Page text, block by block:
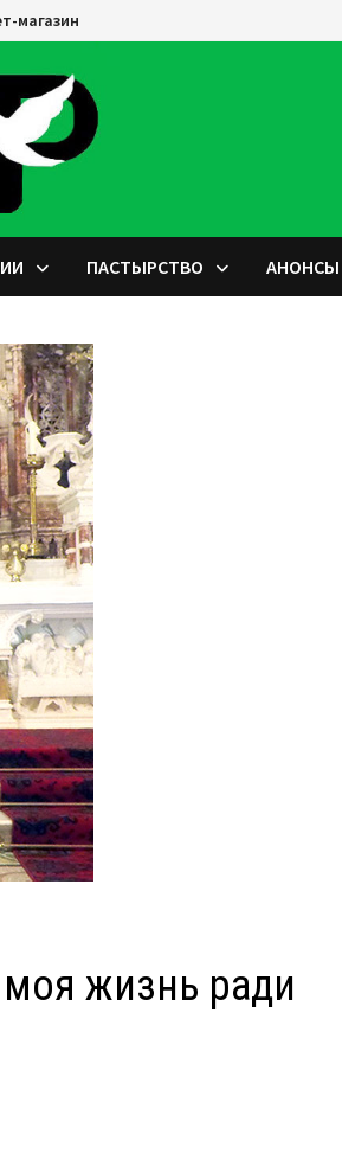
магазин
ПАСТЫРСТВО АНОНСЫ
жизнь ради